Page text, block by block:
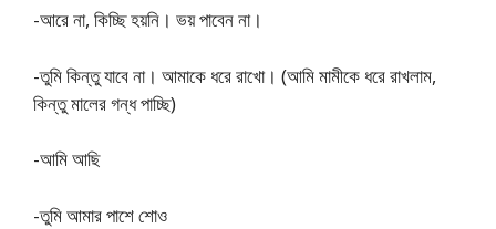
-আরে না, কিচ্ছি হয়নি। ভয় পাবেন না।
-তুমি কিন্তু যাবে না। আমাকে ধরে রাখো। (আমি মামীকে ধরে রাখলাম,
কিন্তু মালের গন্ধ পাচ্ছি)
-আমি আছি
-তুমি আমার পাশে শোও